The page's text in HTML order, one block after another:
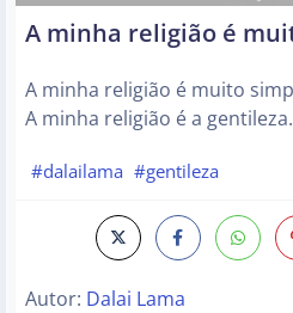
A minha religião é
A minha religião é muito
A minha religião é a gentileza.
#dalailama #gentileza
Autor: Dalai Lama